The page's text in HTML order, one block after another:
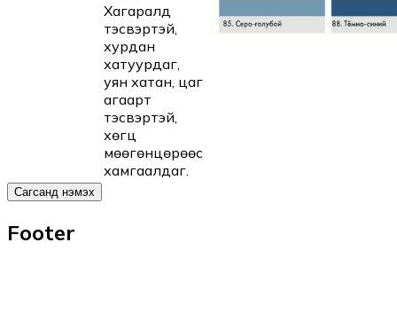
Хагаралд
тэсвэртэй,
хурдан
хатуурдаг,
уян хатан, цаг
агаарт
тэсвэртэй,
хөгц
мөөгөнцөрөөс
хамгаалдаг.
Сагсанд нэмэх
Footer